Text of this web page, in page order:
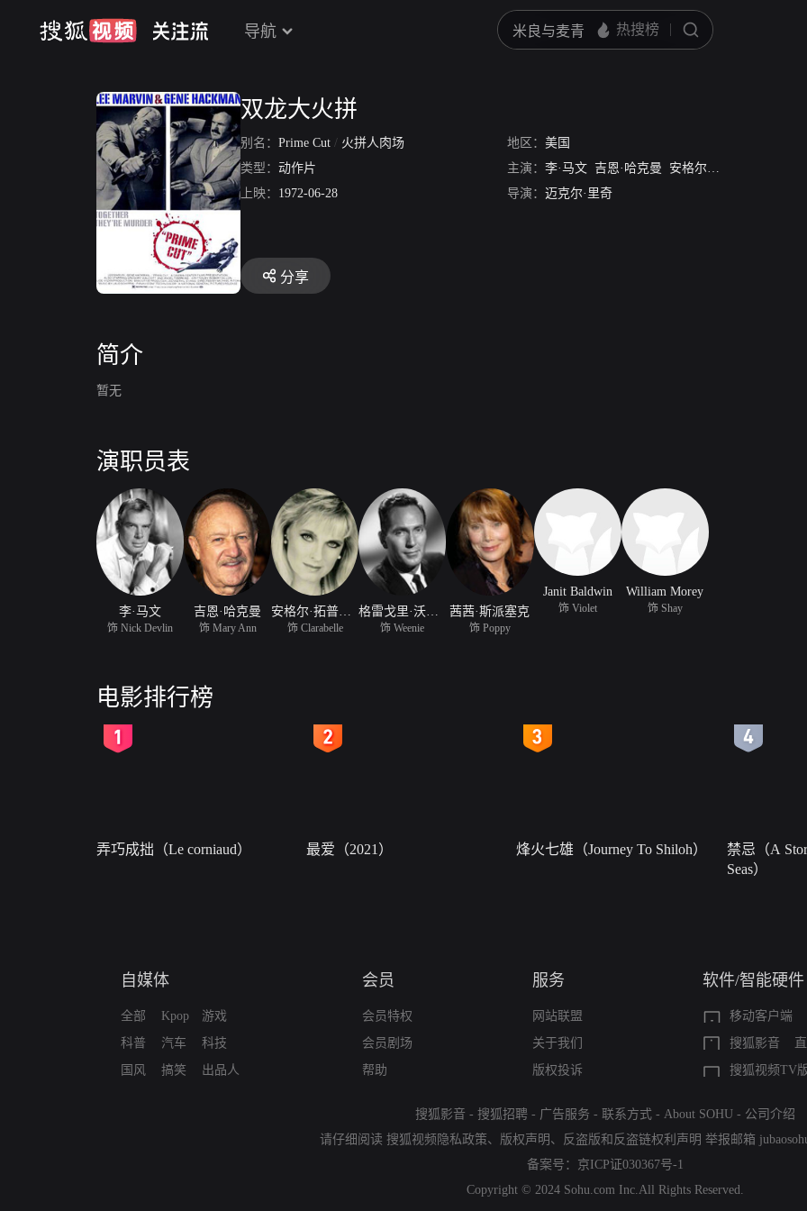
导航
双龙大火拼
别名： Prime Cut / 火拼人肉场 地区： 美国
类型： 动作片 主演： 李·马文 吉恩·哈克曼 安格尔·拓普金斯
上映： 1972-06-28 导演： 迈克尔·里奇
分享
简介
暂无
演职员表
李·马文
饰 Nick Devlin
吉恩·哈克曼
饰 Mary Ann 饰 Clarabelle 饰 Weenie
茜茜·斯派塞克
饰 Poppy
Janit Baldwin
饰 Violet
William Morey
饰 Shay
电影排行榜
弄巧成拙（Le corniaud） 最爱（2021） 烽火七雄（Journey To Shiloh）
禁忌（A
Seas）
自媒体
全部
科普
国风
Kpop
汽车
搞笑
游戏
科技
出品人
会员
会员特权
会员剧场
帮助
服务
网站联盟
关于我们
版权投诉
软件/智能硬件
移动客户端
搜狐影音
搜狐视频TV
搜狐影音 - 搜狐招聘 - 广告服务 - 联系方式 - About SOHU - 公司介绍
请仔细阅读 搜狐视频隐私政策、 版权声明 、 反盗版和反盗链权利声明 举报邮箱
备案号： 京ICP证030367号-1
Copyright © 2024 Sohu.com Inc.All Rights Reserved.